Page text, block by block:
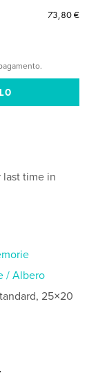
73,80 €
last time in
/ Albero
25×20